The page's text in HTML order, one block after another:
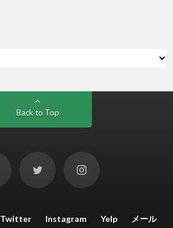
Back to Top
Twitter Instagram Yelp メール